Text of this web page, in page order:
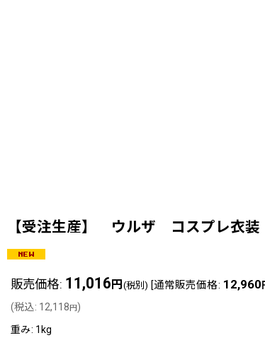
【受注生産】 ウルザ コスプレ衣
販売価格: 11,016 円 (税別) [通常販売価格: 12,960
(税込: 12,118円)
重み: 1kg